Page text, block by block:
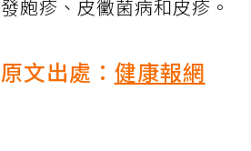
發皰疹、皮黴菌病和皮疹。
原文出處：健康報網